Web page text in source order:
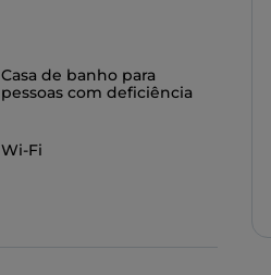
Casa de banho para
pessoas com deficiência
Wi-Fi